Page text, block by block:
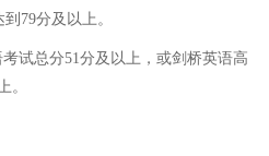
79分及以上。
试总分51分及以上，或剑桥英语高
。